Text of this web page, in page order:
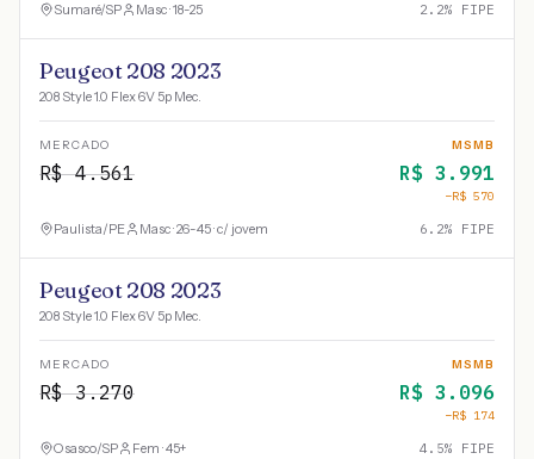
Sumaré/SP Masc · 18-25 2.2% FIPE
Peugeot 208 2023
208 Style 1.0 Flex 6V 5p Mec.
MERCADO
R$4.561
MSMB
R$ 3.991
−R$ 570
Paulista/PE Masc · 26-45 · c/ jovem 6.2% FIPE
Peugeot 208 2023
208 Style 1.0 Flex 6V 5p Mec.
MERCADO
R$3.270
MSMB
R$ 3.096
−R$ 174
Osasco/SP Fem · 45+ 4.5% FIPE